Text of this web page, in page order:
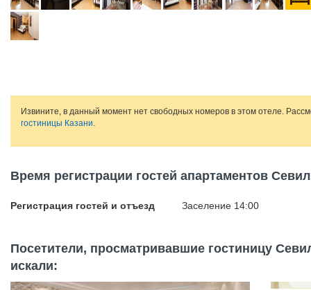
Извините, в данный момент нет свободных номеров в этом отеле.
гостиницы Казани.
Время регистрации гостей апартаментов
Регистрация гостей и отъезд Заселение 14:00
Посетители, просматривавшие гостиницу
искали: